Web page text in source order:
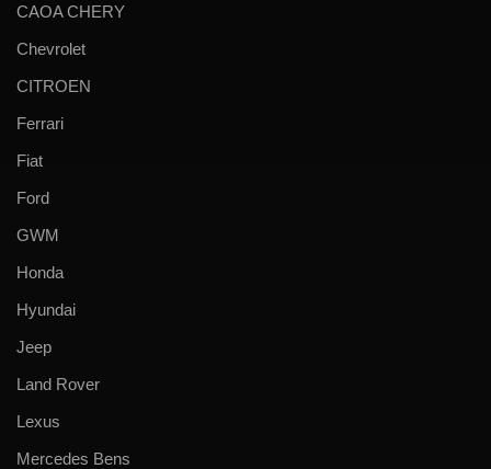
CAOA CHERY
Chevrolet
CITROEN
Ferrari
Fiat
Ford
GWM
Honda
Hyundai
Jeep
Land Rover
Lexus
Mercedes Bens